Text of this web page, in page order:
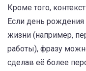
Кроме того,
Если день
жизни (например,
работы), фразу
сделав её более